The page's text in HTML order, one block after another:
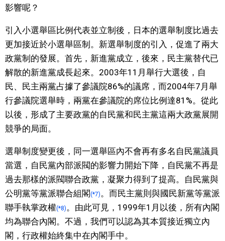
影響呢？
引入小選舉區比例代表並立制後，日本的選舉制度比過去
更加接近於小選舉區制。新選舉制度的引入，促進了兩大
政黨制的發展。首先，新進黨成立，後來，民主黨替代已
解散的新進黨成長起來。2003年11月舉行大選後，自
民、民主兩黨占據了參議院86%的議席，而2004年7月舉
行參議院選舉時，兩黨在參議院的席位比例達81%。從此
以後，形成了主要政黨的自民黨和民主黨這兩大政黨展開
競爭的局面。
選舉制度變更後，同一選舉區內不會再有多名自民黨議員
當選，自民黨內部派閥的影響力開始下降，自民黨不再是
過去那樣的派閥聯合政黨，凝聚力得到了提高。自民黨與
公明黨等黨派聯合組閣(*7) 。而民主黨則與國民新黨等黨派
聯手執掌政權(*8) 。由此可見，1999年1月以後，所有內閣
均為聯合內閣。不過，我們可以認為其本質接近獨立內
閣，行政權始終集中在內閣手中。